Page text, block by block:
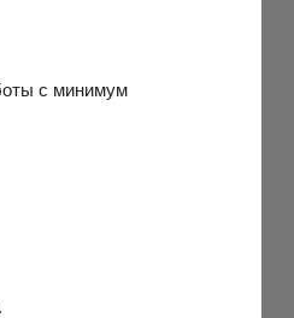
с минимум